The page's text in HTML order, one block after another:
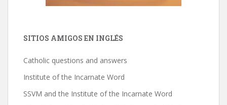
SITIOS AMIGOS EN INGLÉS
Catholic questions and answers
Institute of the Incarnate Word
SSVM and the Institute of the Incarnate Word